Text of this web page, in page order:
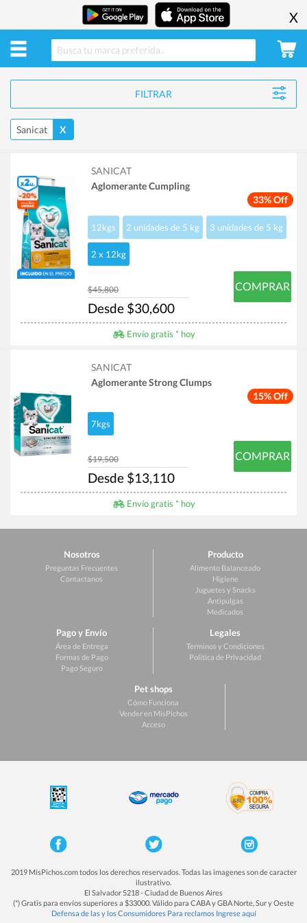
X
FILTRAR
Sanicat X
33% Off
SANICAT
Aglomerante Cumpling
12kgs 2 unidades de 5 kg 3 unidades de 5 kg
2 x 12kg
$45,800
Desde $30,600
COMPRAR
Envío gratis * hoy
15% Off
SANICAT
Aglomerante Strong Clumps
7kgs
$19,500
Desde $13,110
COMPRAR
Envío gratis * hoy
Nosotros
Preguntas Frecuentes
Contactanos
Producto
Alimento Balanceado
Higiene
Juguetes y Snacks
Antipulgas
Medicados
Pago y Envío
Área de Entrega
Formas de Pago
Pago Seguro
Legales
Terminos y Condiciones
Politica de Privacidad
Pet shops
Cómo Funciona
Vender en MisPichos
Acceso
2019 MisPichos.com todos los derechos reservados. Todas las imagenes son de caracter
ilustrativo.
El Salvador 5218 - Ciudad de Buenos Aires
(*) Gratis para envíos superiores a $33000. Válido para CABA y GBA Norte, Sur y Oeste
Defensa de las y los Consumidores Para reclamos Ingrese aquí